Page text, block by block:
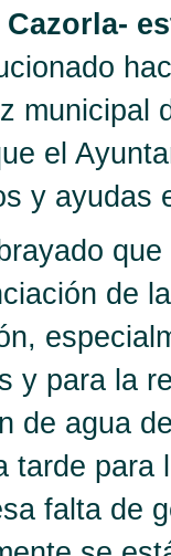
municipal
el
y ayudas
de
y para la
de agua
tarde para
falta de